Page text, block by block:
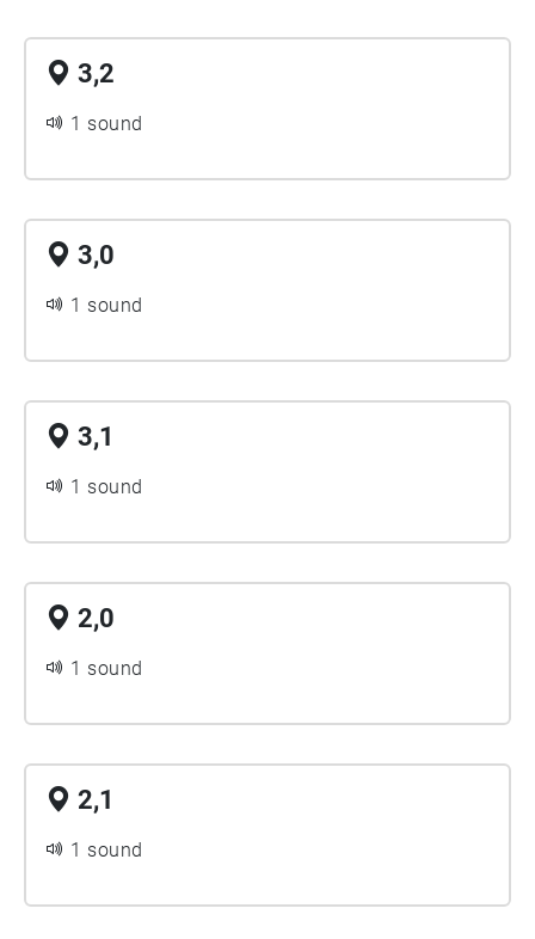
3,2
1 sound
3,0
1 sound
3,1
1 sound
2,0
1 sound
2,1
1 sound